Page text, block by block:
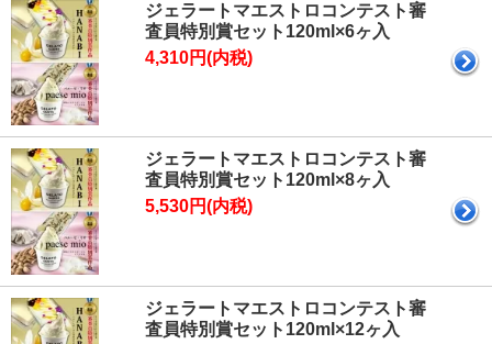
ジェラートマエストロコンテスト審
査員特別賞セット120ml×6ヶ入
4,310円(内税)
ジェラートマエストロコンテスト審
査員特別賞セット120ml×8ヶ入
5,530円(内税)
ジェラートマエストロコンテスト審
査員特別賞セット120ml×12ヶ入